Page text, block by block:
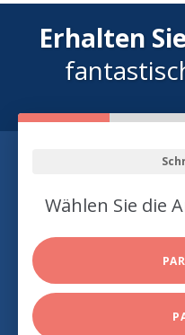
Erhalten
Wählen Sie die